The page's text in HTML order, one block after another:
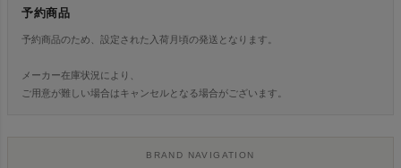
予約商品
予約商品のため、設定された入荷月頃の発送となります。
メーカー在庫状況により、
ご用意が難しい場合はキャンセルとなる場合がございます。
BRAND NAVIGATION